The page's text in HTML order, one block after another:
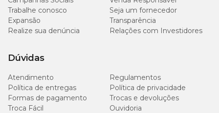
Umidade (máx.)
Energia Metabolizável
3.003
kcal/kg -
Trabalhe conosco
Seja um fornecedor
Expansão
Transparência
Realize sua denúncia
Relações com Investidores
Dúvidas
Atendimento
Regulamentos
Política de entregas
Política de privacidade
Formas de pagamento
Trocas e devoluções
Troca Fácil
Ouvidoria